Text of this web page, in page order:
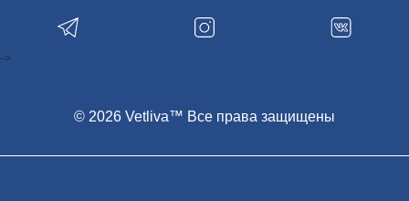
Трехъярусный иконостас сделан в 1892 году.
© 2026 Vetliva™ Все права защищены
-->